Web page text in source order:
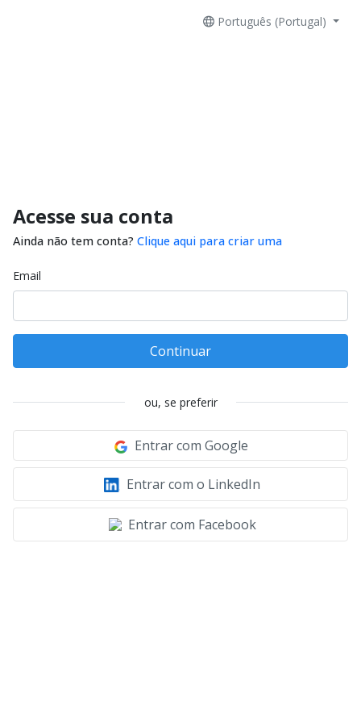
Português (Portugal)
Acesse sua conta
Ainda não tem conta? Clique aqui para criar uma
Email
Continuar
ou, se preferir
Entrar com Google
Entrar com o LinkedIn
Entrar com Facebook